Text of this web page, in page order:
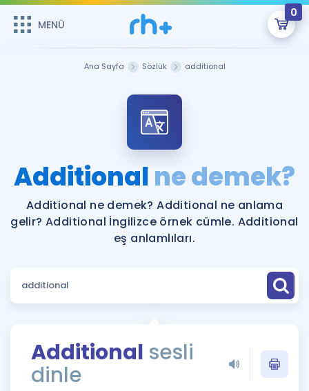
MENÜ
0
ÜYE DEĞİLİM
Sepetin Şu An Boş.
Remzi Hoca ile seni sınava hazırlayacak onlarca eğitim seni
bekliyor!
MENÜ
Faydalı Araçlar
Sözlük
Rehberlik Aracı
ÖSYM Sınav Takvimi
Hakkımızda
Ana Sayfa Sözlük additional
Additionalne demek?
Additional ne demek? Additional ne anlama
gelir? Additional İngilizce örnek cümle. Additional
eş anlamlıları.
Additional sesli
dinle